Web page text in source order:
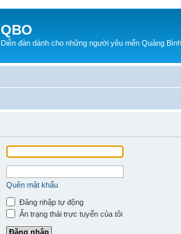
QBO
Diễn đàn dành cho những người yêu mến Quảng Bình
Quên mật khẩu
Đăng nhập tự động
Ẩn trạng thái trực tuyến của tôi